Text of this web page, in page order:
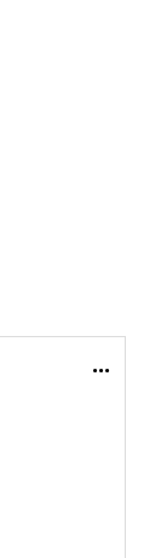
...